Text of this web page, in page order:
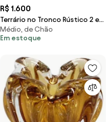
R$ 1.600
Terrário no Tronco Rústico 2 em
1 | 20cm
Médio, de Chão
Em estoque